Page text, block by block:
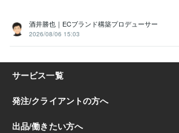
酒井勝也｜ECブランド構築プロデューサー
2026/08/06 15:03